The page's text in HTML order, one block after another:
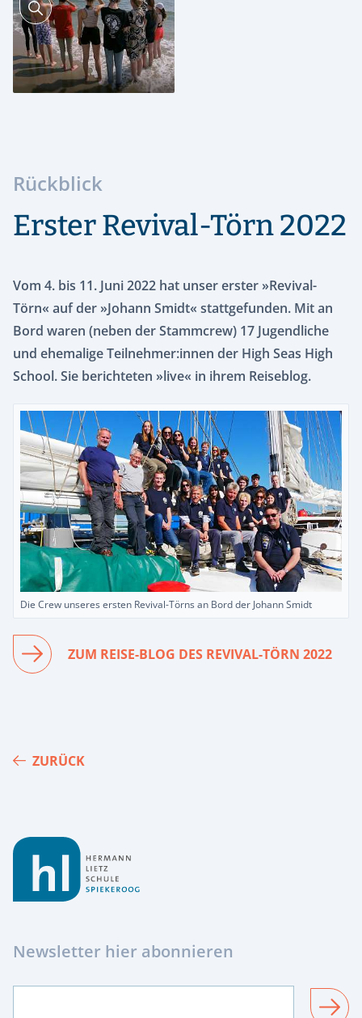
Rückblick
Erster Revival-Törn 2022
Vom 4. bis 11. Juni 2022 hat unser erster »Revival-
Törn« auf der »Johann Smidt« stattgefunden. Mit an
Bord waren (neben der Stammcrew) 17 Jugendliche
und ehemalige Teilnehmer:innen der High Seas High
School. Sie berichteten »live« in ihrem Reiseblog.
Die Crew unseres ersten Revival-Törns an Bord der Johann Smidt
ZUM REISE-BLOG DES REVIVAL-TÖRN 2022
ZURÜCK
Newsletter hier abonnieren